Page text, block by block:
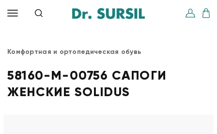
Комфортная и ортопедическая обувь
58160-M-00756 САПОГИ
ЖЕНСКИЕ SOLIDUS